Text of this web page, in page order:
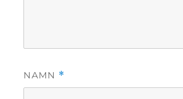
NAMN *